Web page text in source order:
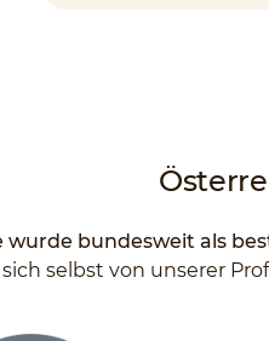
wurde bundesweit als
selbst von unserer